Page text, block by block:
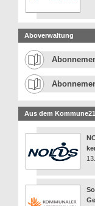
Aboverwaltung
Aus dem